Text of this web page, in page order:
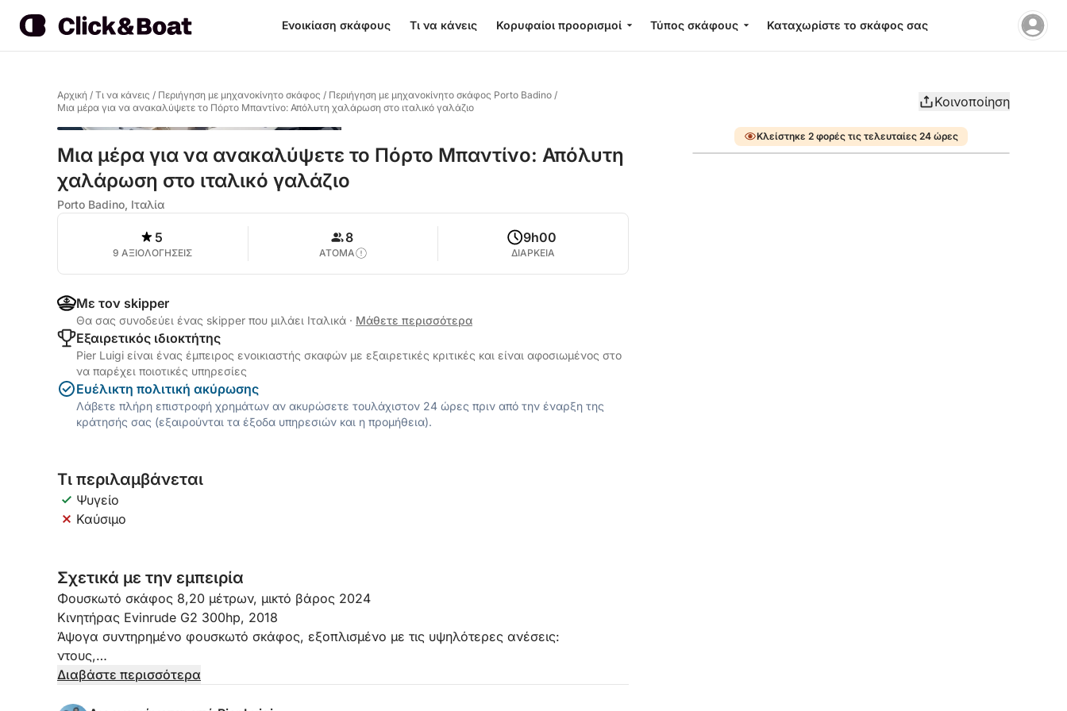
Ενοικίαση σκάφους Τι να κάνεις Κορυφαίοι προορισμοί Τύπος σκάφους Καταχωρίστε το σκάφος σας
Αρχική / Τι να κάνεις / Περιήγηση με μηχανοκίνητο σκάφος / Περιήγηση με μηχανοκίνητο σκάφος Porto Badino /
Μια μέρα για να ανακαλύψετε το Πόρτο Μπαντίνο: Απόλυτη χαλάρωση στο ιταλικό γαλάζιο
Κοινοποίηση
Μια μέρα για να ανακαλύψετε το Πόρτο Μπαντίνο: Απόλυτη
χαλάρωση στο ιταλικό γαλάζιο
Porto Badino, Ιταλία
5
9 ΑΞΙΟΛΟΓΗΣΕΙΣ
8
ΑΤΟΜΑ
9h00
ΔΙΑΡΚΕΙΑ
Με τον skipper
Θα σας συνοδεύει ένας skipper που μιλάει Ιταλικά · Μάθετε περισσότερα
Εξαιρετικός ιδιοκτήτης
Pier Luigi είναι ένας έμπειρος ενοικιαστής σκαφών με εξαιρετικές κριτικές και είναι αφοσιωμένος στο
να παρέχει ποιοτικές υπηρεσίες
Ευέλικτη πολιτική ακύρωσης
Λάβετε πλήρη επιστροφή χρημάτων αν ακυρώσετε τουλάχιστον 24 ώρες πριν από την έναρξη της
κράτησής σας (εξαιρούνται τα έξοδα υπηρεσιών και η προμήθεια).
Τι περιλαμβάνεται
Ψυγείο
Καύσιμο
Σχετικά με την εμπειρία
Φουσκωτό σκάφος 8,20 μέτρων, μικτό βάρος 2024
Κινητήρας Evinrude G2 300hp, 2018
Άψογα συντηρημένο φουσκωτό σκάφος, εξοπλισμένο με τις υψηλότερες ανέσεις:
ντους,
ηλιόλουστο χώρο στην πλώρη,
Διαβάστε περισσότερα
Κλείστηκε 2 φορές τις τελευταίες 24 ώρες